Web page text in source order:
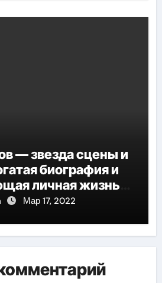
— звезда сцены и
биография и
личная жизнь
Мар 17, 2022